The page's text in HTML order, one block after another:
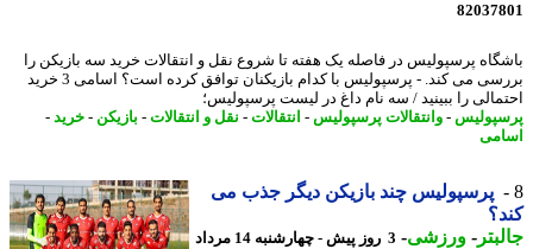
پرسپولیس در فاصله یک هفته تا شروع نقل و انتقالات خرید سه بازیکن را
بررسی می کند. - پرسپولیس با کدام بازیکنان توافق کرده است؟ اسامی 3 خرید
را ببینید / سه نام داغ در لیست پرسپولیس؛
-وانتقالات پرسپولیس-انتقالات-نقل و انتقالات-بازیکن -خرید-
پرسپولیس چند بازیکن دیگر جذب می
-ورزشی-
3 روز پیش - چهارشنبه 14 مرداد